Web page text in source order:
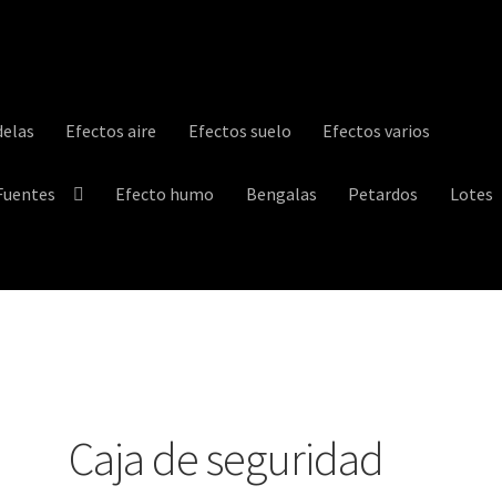
Efectos aire Efectos suelo Efectos varios
Efecto humo Bengalas Petardos Lotes
Caja de seguridad